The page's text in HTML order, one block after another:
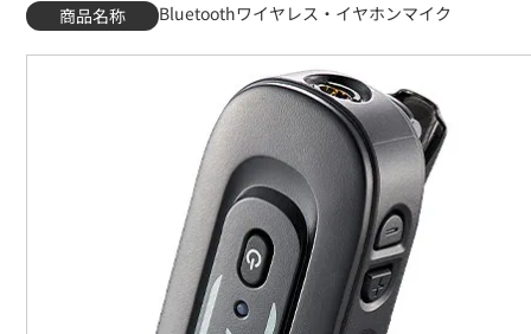
商品名称
Bluetoothワイヤレス・イヤホンマイク